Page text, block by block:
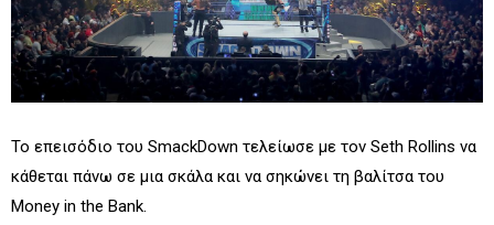
Το επεισόδιο του SmackDown τελείωσε με τον Seth Rollins να
κάθεται πάνω σε μια σκάλα και να σηκώνει τη βαλίτσα του
Money in the Bank.